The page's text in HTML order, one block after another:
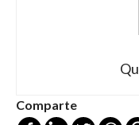
Comparte